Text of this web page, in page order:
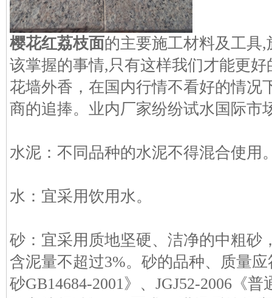
樱花红荔枝面的主要施工材料及工具
该掌握的事情,只有这样我们才能更
花墙外香，在国内行情不看好的情况
商的追捧。业内厂家纷纷试水国际市
水泥：不同品种的水泥不得混合使用
水：宜采用饮用水。
砂：宜采用质地坚硬、洁净的中粗砂
含泥量不超过3%。砂的品种、质量
砂GB14684-2001》、JGJ52-2006《